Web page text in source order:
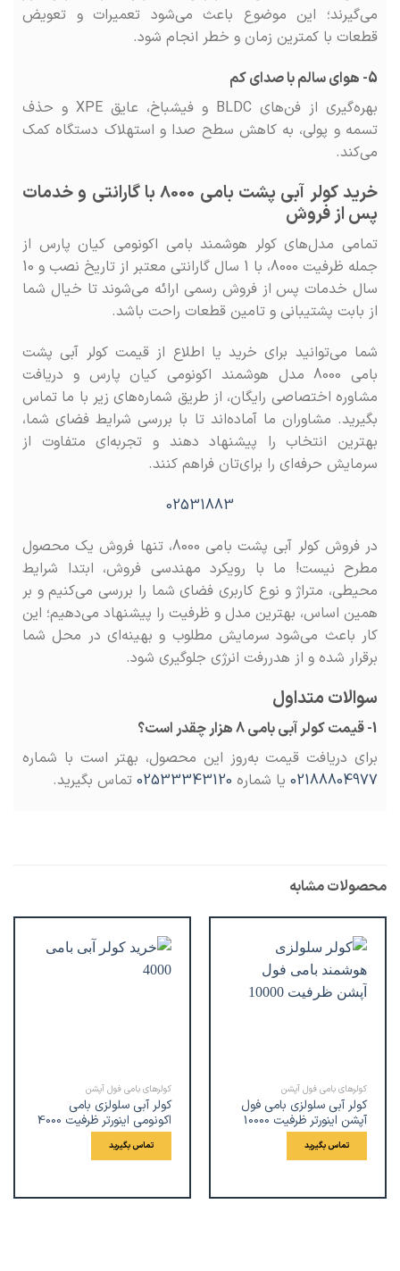
می‌گیرند؛ این موضوع باعث می‌شود تعمیرات و تعویض
قطعات با کمترین زمان و خطر انجام شود.
5- هوای سالم با صدای کم
بهره‌گیری از فن‌های BLDC و فیشباخ، عایق XPE و حذف
تسمه و پولی، به کاهش سطح صدا و استهلاک دستگاه کمک
می‌کند.
خرید کولر آبی پشت بامی 8000 با گارانتی و خدمات
پس از فروش
تمامی مدل‌های کولر هوشمند بامی اکونومی کیان پارس از
جمله ظرفیت 8000، با 1 سال گارانتی معتبر از تاریخ نصب و 10
سال خدمات پس از فروش رسمی ارائه می‌شوند تا خیال شما
از بابت پشتیبانی و تامین قطعات راحت باشد.
شما می‌توانید برای خرید یا اطلاع از قیمت کولر آبی پشت
بامی 8000 مدل هوشمند اکونومی کیان پارس و دریافت
مشاوره اختصاصی رایگان، از طریق شماره‌های زیر با ما تماس
بگیرید. مشاوران ما آماده‌اند تا با بررسی شرایط فضای شما،
بهترین انتخاب را پیشنهاد دهند و تجربه‌ای متفاوت از
سرمایش حرفه‌ای را برای‌تان فراهم کنند.
02531883
در فروش کولر آبی پشت بامی 8000، تنها فروش یک محصول
مطرح نیست! ما با رویکرد مهندسی فروش، ابتدا شرایط
محیطی، متراژ و نوع کاربری فضای شما را بررسی می‌کنیم و بر
همین اساس، بهترین مدل و ظرفیت را پیشنهاد می‌دهیم؛ این
کار باعث می‌شود سرمایش مطلوب و بهینه‌ای در محل شما
برقرار شده و از هدررفت انرژی جلوگیری شود.
سوالات متداول
1- قیمت کولر آبی بامی 8 هزار چقدر است؟
برای دریافت قیمت به‌روز این محصول، بهتر است با شماره
02188804977 یا شماره 02533343120 تماس بگیرید.
محصولات مشابه
کولرهای بامی فول آپشن
کولر آبی سلولزی بامی فول
آپشن اینورتر ظرفیت 10000
تماس بگیرید
کولرهای بامی فول آپشن
کولر آبی سلولزی بامی
اکونومی اینورتر ظرفیت 4000
تماس بگیرید